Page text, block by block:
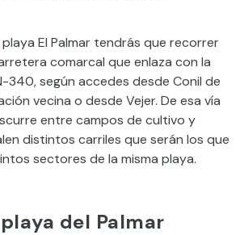
El Palmar tendrás que recorrer
comarcal que enlaza con la
340, según accedes desde Conil de
vecina o desde Vejer. De esa vía
entre campos de cultivo y
distintos carriles que serán los que
sectores de la misma playa.
del Palmar